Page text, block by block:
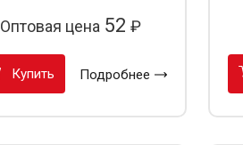
Оптовая цена 52 ₽
Купить Подробнее